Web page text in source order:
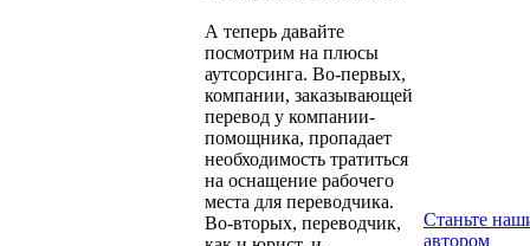
А теперь давайте
посмотрим на плюсы
аутсорсинга. Во-первых,
компании, заказывающей
перевод у компании-
помощника, пропадает
необходимость тратиться
на оснащение рабочего
места для переводчика.
Во-вторых, переводчик,
Станьте
автором